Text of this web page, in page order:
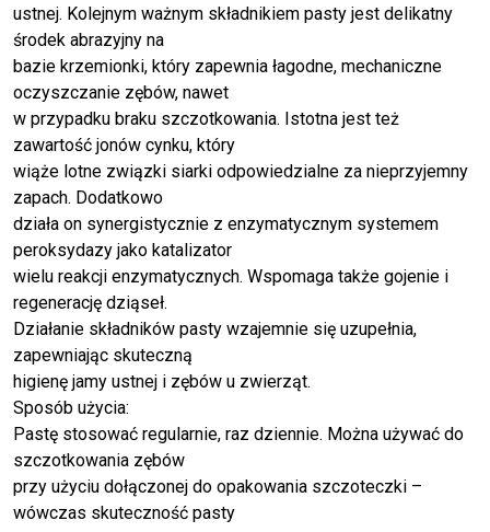
ustnej. Kolejnym ważnym składnikiem pasty jest delikatny
środek abrazyjny na
bazie krzemionki, który zapewnia łagodne, mechaniczne
oczyszczanie zębów, nawet
w przypadku braku szczotkowania. Istotna jest też
zawartość jonów cynku, który
wiąże lotne związki siarki odpowiedzialne za nieprzyjemny
zapach. Dodatkowo
działa on synergistycznie z enzymatycznym systemem
peroksydazy jako katalizator
wielu reakcji enzymatycznych. Wspomaga także gojenie i
regenerację dziąseł.
Działanie składników pasty wzajemnie się uzupełnia,
zapewniając skuteczną
higienę jamy ustnej i zębów u zwierząt.
Sposób użycia:
Pastę stosować regularnie, raz dziennie. Można używać do
szczotkowania zębów
przy użyciu dołączonej do opakowania szczoteczki –
wówczas skuteczność pasty